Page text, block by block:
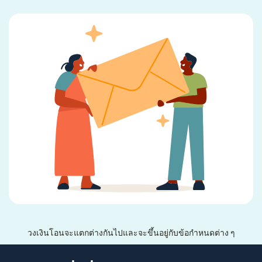
วงเงินโอนจะแตกต่างกันไปและจะขึ้นอยู่กับข้อกำหนดต่าง ๆ